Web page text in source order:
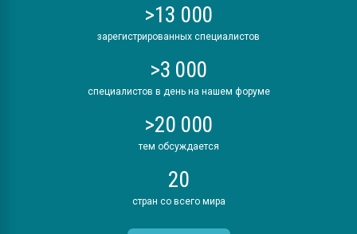
>13 000
зарегистрированных специалистов
>3 000
специалистов в день на нашем форуме
>20 000
тем обсуждается
20
стран со всего мира